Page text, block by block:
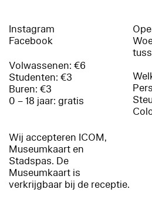
Instagram
Facebook
Volwassenen: €6
Studenten: €3
Buren: €3
0 – 18 jaar: gratis
Wij accepteren ICOM,
Museumkaart en
Stadspas. De
Museumkaart is
verkrijgbaar bij de receptie.
Pers